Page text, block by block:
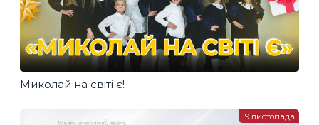
Миколай на світі є!
19 листопада